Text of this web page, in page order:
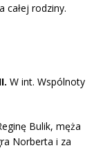
całej rodziny.
II. W int. Wspólnoty
Bulik, męża
Norberta i za